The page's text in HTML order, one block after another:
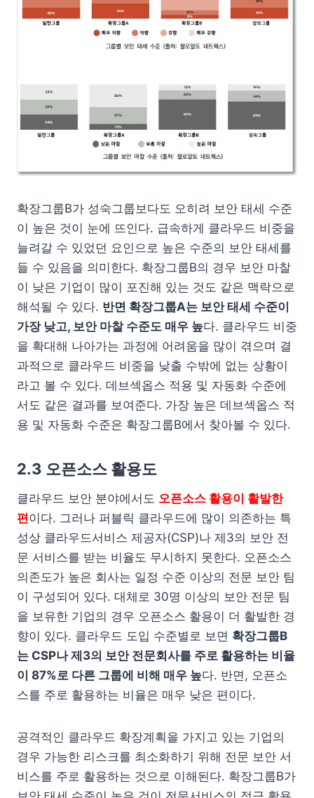
확장그룹B가 성숙그룹보다도 오히려 보안 태세 수준
이 높은 것이 눈에 뜨인다. 급속하게 클라우드 비중을
늘려갈 수 있었던 요인으로 높은 수준의 보안 태세를
들 수 있음을 의미한다. 확장그룹B의 경우 보안 마찰
이 낮은 기업이 많이 포진해 있는 것도 같은 맥락으로
해석될 수 있다. 반면 확장그룹A는 보안 태세 수준이
가장 낮고, 보안 마찰 수준도 매우 높다. 클라우드 비중
을 확대해 나아가는 과정에 어려움을 많이 겪으며 결
과적으로 클라우드 비중을 낮출 수밖에 없는 상황이
라고 볼 수 있다. 데브섹옵스 적용 및 자동화 수준에
서도 같은 결과를 보여준다. 가장 높은 데브섹옵스 적
용 및 자동화 수준은 확장그룹B에서 찾아볼 수 있다.
2.3 오픈소스 활용도
클라우드 보안 분야에서도 오픈소스 활용이 활발한
편이다. 그러나 퍼블릭 클라우드에 많이 의존하는 특
성상 클라우드서비스 제공자(CSP)나 제3의 보안 전
문 서비스를 받는 비율도 무시하지 못한다. 오픈소스
의존도가 높은 회사는 일정 수준 이상의 전문 보안 팀
이 구성되어 있다. 대체로 30명 이상의 보안 전문 팀
을 보유한 기업의 경우 오픈소스 활용이 더 활발한 경
향이 있다. 클라우드 도입 수준별로 보면 확장그룹B
는 CSP나 제3의 보안 전문회사를 주로 활용하는 비율
이 87%로 다른 그룹에 비해 매우 높다. 반면, 오픈소
스를 주로 활용하는 비율은 매우 낮은 편이다.
공격적인 클라우드 확장계획을 가지고 있는 기업의
경우 가능한 리스크를 최소화하기 위해 전문 보안 서
비스를 주로 활용하는 것으로 이해된다. 확장그룹B가